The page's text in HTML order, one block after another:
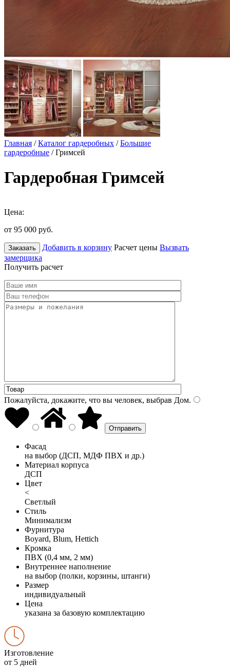
Главная /Каталог гардеробных /Большие
гардеробные / Гримсей
Гардеробная Гримсей
Цена:
от 95 000 руб.
Заказать Добавить в корзину Расчет цены Вызвать
замерщика
Получить расчет
Пожалуйста, докажите, что вы человек, выбрав Дом.
Фасад
на выбор (ДСП, МДФ ПВХ и др.)
Материал корпуса
ДСП
Цвет
<
Светлый
Стиль
Минимализм
Фурнитура
Boyard, Blum, Hettich
Кромка
ПВХ (0,4 мм, 2 мм)
Внутреннее наполнение
на выбор (полки, корзины, штанги)
Размер
индивидуальный
Цена
указана за базовую комплектацию
Изготовление
от 5 дней